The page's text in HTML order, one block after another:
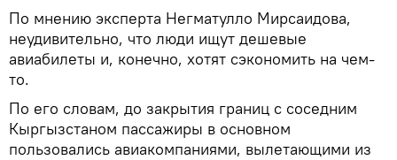
По мнению эксперта Негматулло Мирсаидова,
неудивительно, что люди ищут дешевые
авиабилеты и, конечно, хотят сэкономить на чем-
то.
По его словам, до закрытия границ с соседним
Кыргызстаном пассажиры в основном
пользовались авиакомпаниями, вылетающими из